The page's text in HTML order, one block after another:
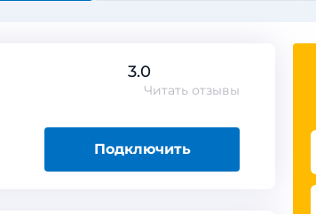
3.0
Читать отзывы
Подключить